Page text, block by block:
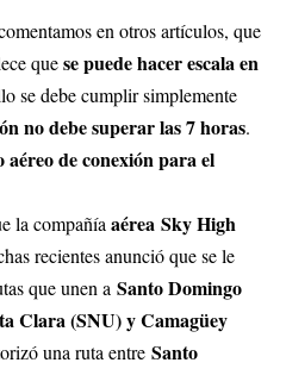
en otros artículos, que
quese puede hacerescala en
se debe cumplir simplemente
no debe superar las 7 horas.
aéreo de conexión para el
la compañíaaérea Sky High
recientes anunció que se le
que unen a Santo Domingo
Clara (SNU) y Camagüey
una ruta entre Santo